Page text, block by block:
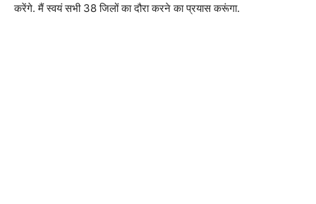
करेंगे. मैं स्वयं सभी 38 जिलों का दौरा करने का प्रयास करूंगा.